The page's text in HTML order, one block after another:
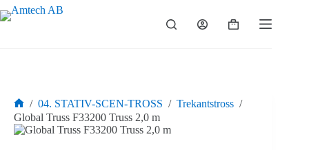
Hoppa
till
Varukorg
Hem
/ 04. STATIV-SCEN-TROSS / Trekantstross /
Global Truss F33200 Truss 2,0 m